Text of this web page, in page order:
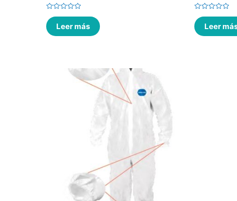
Valorado
en
0
de
Leer más
Valorado
en
0
de
Leer